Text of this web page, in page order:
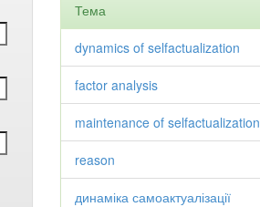
Тема
dynamics of selfactualization
factor analysis
maintenance of selfactualization
reason
динаміка самоактуалізації